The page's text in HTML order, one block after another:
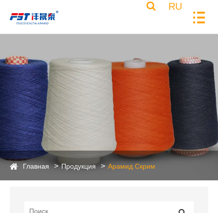
RU
Главная Продукция Арамид Скрим